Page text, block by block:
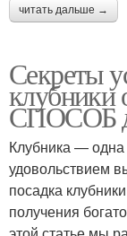
читать дальше →
Секреты
СПОСОБ
Клубника —
удовольствием
посадка
получения